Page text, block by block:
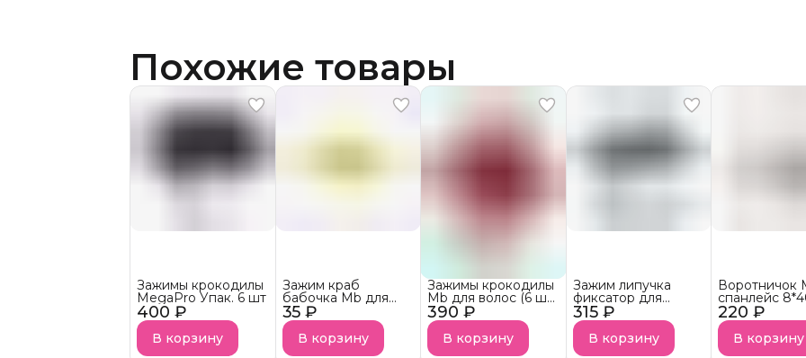
Похожие товары
400 ₽
Зажимы крокодилы
MegaPro Упак. 6 шт
В корзину
35 ₽
Зажим краб
бабочка Mb для
волос 1шт
В корзину
390 ₽
Зажимы крокодилы
Mb для волос (6 шт/
уп)
В корзину
315 ₽
Зажим липучка
фиксатор для
коротких волос Mb
(2 шт/уп)
В корзину
220 ₽
Воротничок
cпанлейс
В корзину